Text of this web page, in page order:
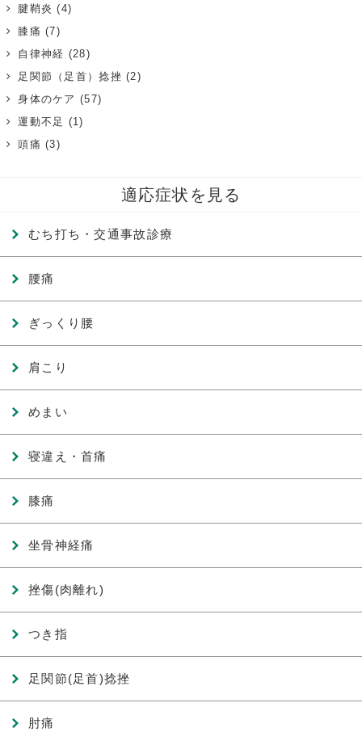
腱鞘炎 (4)
膝痛 (7)
自律神経 (28)
足関節（足首）捻挫 (2)
身体のケア (57)
運動不足 (1)
頭痛 (3)
適応症状を見る
むち打ち・交通事故診療
腰痛
ぎっくり腰
肩こり
めまい
寝違え・首痛
膝痛
坐骨神経痛
挫傷(肉離れ)
つき指
足関節(足首)捻挫
肘痛